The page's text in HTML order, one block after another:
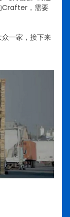
Crafter，需要
一家，接下来